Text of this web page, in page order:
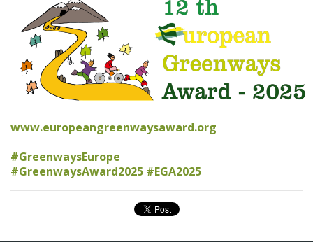
www.europeangreenwaysaward.org
#GreenwaysEurope
#GreenwaysAward2025 #EGA2025